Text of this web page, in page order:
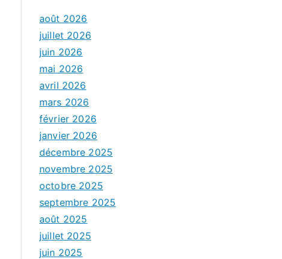
août 2026
juillet 2026
juin 2026
mai 2026
avril 2026
mars 2026
février 2026
janvier 2026
décembre 2025
novembre 2025
octobre 2025
septembre 2025
août 2025
juillet 2025
juin 2025